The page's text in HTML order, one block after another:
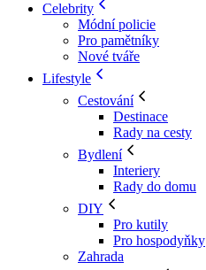
Celebrity
Módní policie
Pro pamětníky
Nové tváře
Lifestyle
Cestování
Destinace
Rady na cesty
Bydlení
Interiery
Rady do domu
DIY
Pro kutily
Pro hospodyňky
Zahrada